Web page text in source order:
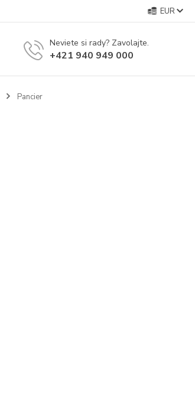
EUR
Neviete si rady? Zavolajte.
+421 940 949 000
Pancier